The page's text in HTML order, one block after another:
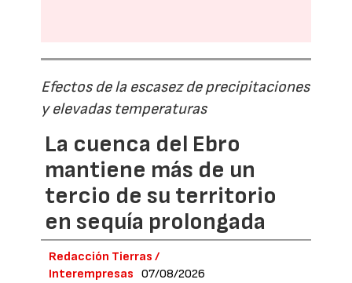
Efectos de la escasez de precipitaciones
y elevadas temperaturas
La cuenca del Ebro
mantiene más de un
tercio de su territorio
en sequía prolongada
Redacción Tierras /
Interempresas
07/08/2026